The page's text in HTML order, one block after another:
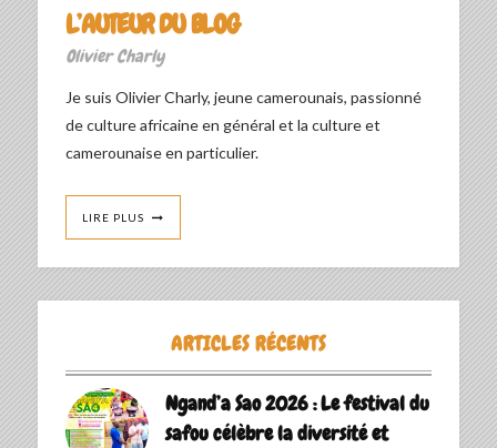
L’AUTEUR DU BLOG
Olivier Charly
Je suis Olivier Charly, jeune camerounais, passionné
de culture africaine en général et la culture et
camerounaise en particulier.
LIRE PLUS
ARTICLES RÉCENTS
Ngand’a Sao 2026 : Le festival du
safou célèbre la diversité et